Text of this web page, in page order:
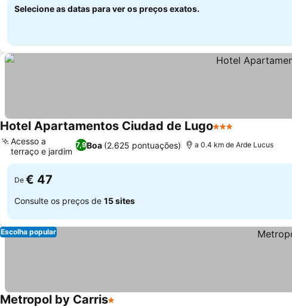
Selecione as datas para ver os preços exatos.
Hotel Apartamentos Ciudad de Lugo3 Estrelas
7,9Boa (2.625 pontuações)
Acesso a
terraço e jardim
a 0.4 km de Arde Lucus
De € 47
Consulte os preços de 15 sites
Escolha popular
Metropol by Carris